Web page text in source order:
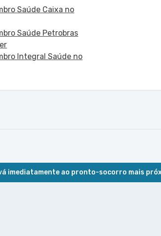
Saúde Caixa no
Saúde Petrobras
Integral Saúde no
imediatamente ao pronto-socorro mais